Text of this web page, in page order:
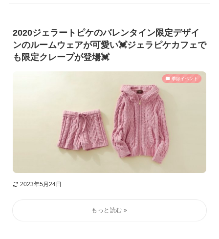
2020ジェラートピケのバレンタイン限定デザイ
ンのルームウェアが可愛い💓ジェラピケカフェで
も限定クレープが登場💓
季節イベント
2023年5月24日